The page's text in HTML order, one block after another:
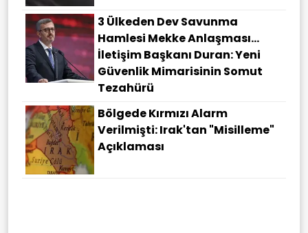
3 Ülkeden Dev Savunma
Hamlesi Mekke Anlaşması…
İletişim Başkanı Duran: Yeni
Güvenlik Mimarisinin Somut
Tezahürü
Bölgede Kırmızı Alarm
Verilmişti: Irak'tan "misilleme"
Açıklaması